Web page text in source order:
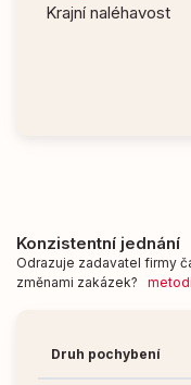
Krajní naléhavost
Konzistentní jednání
Odrazuje zadavatel firmy
změnami zakázek?
Druh pochybení